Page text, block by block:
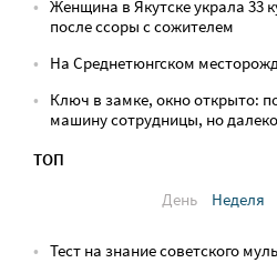
Женщина в Якутске украла 33
после ссоры с сожителем
На Среднетюнгском
Ключ в замке, окно открыто:
машину сотрудницы, но
ТОП
День
Неделя
Тест на знание советского